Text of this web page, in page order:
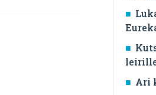
Ari